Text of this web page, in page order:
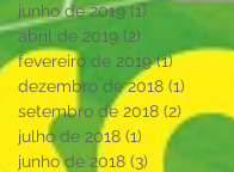
junho de 2019 (1) 1 post
abril de 2019 (2)
fevereiro de 2019 (1)1 post
dezembro de 2018 (1)
setembro de 2018 (2) 2 posts
julho de 2018 (1) 1 post
junho de 2018 (3)